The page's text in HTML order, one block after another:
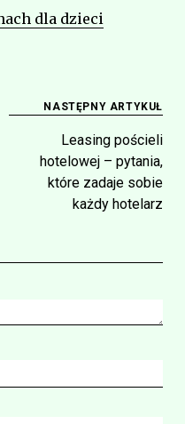
dla dzieci
NASTĘPNY ARTYKUŁ
Leasing pościeli
hotelowej – pytania,
które zadaje sobie
każdy hotelarz